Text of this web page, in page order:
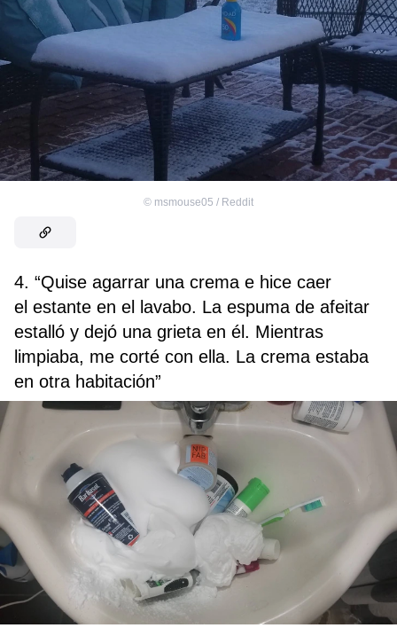
© msmouse05 / Reddit
4. “Quise agarrar una crema e hice caer
el estante en el lavabo. La espuma de afeitar
estalló y dejó una grieta en él. Mientras
limpiaba, me corté con ella. La crema estaba
en otra habitación”